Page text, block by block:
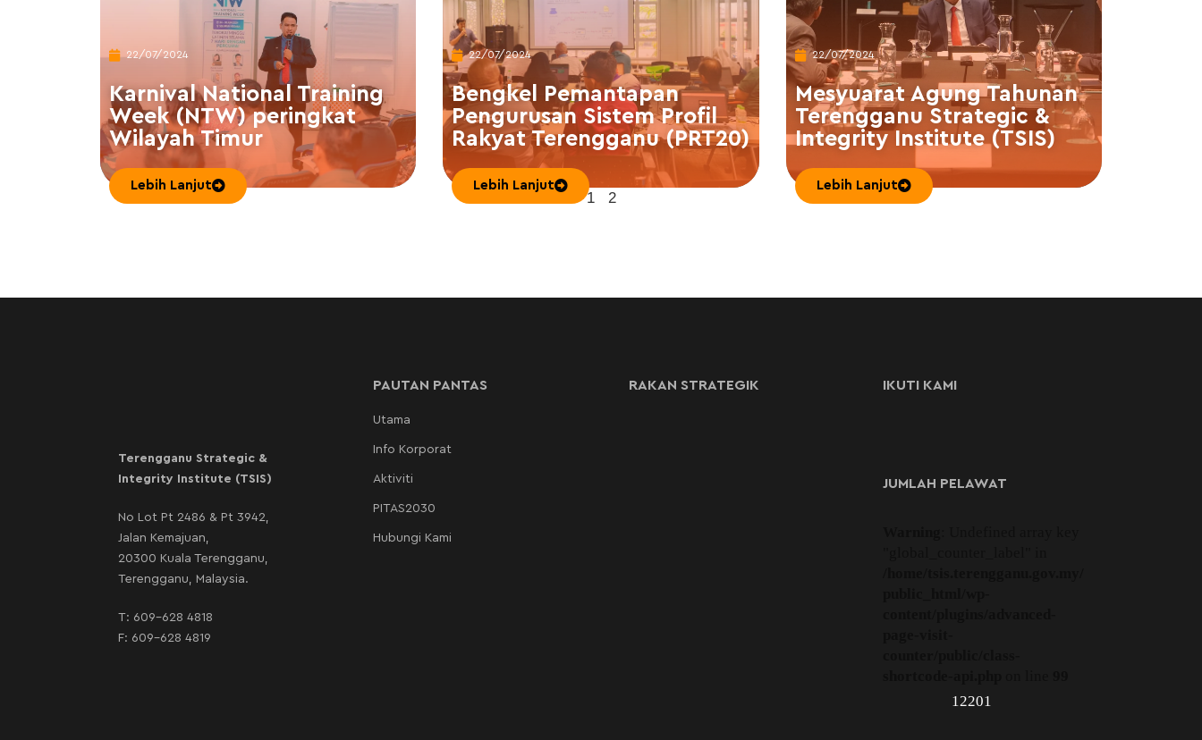
22/07/2024
Karnival National Training
Week (NTW) peringkat
Wilayah Timur
Lebih Lanjut
22/07/2024
Bengkel Pemantapan
Pengurusan Sistem Profil
Rakyat Terengganu (PRT20)
Lebih Lanjut
22/07/2024
Mesyuarat Agung Tahunan
Terengganu Strategic &
Integrity Institute (TSIS)
Lebih Lanjut
1 2
Terengganu Strategic &
Integrity Institute (TSIS)
No Lot Pt 2486 & Pt 3942,
Jalan Kemajuan,
20300 Kuala Terengganu,
Terengganu, Malaysia.
T: 609-628 4818
F: 609-628 4819
PAUTAN PANTAS
Utama
Info Korporat
Aktiviti
PITAS2030
Hubungi Kami
RAKAN STRATEGIK IKUTI KAMI
JUMLAH PELAWAT
12201